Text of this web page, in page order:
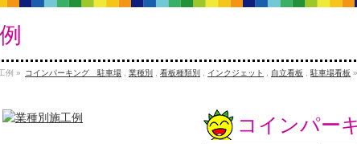
例 » コインパーキング 駐車場 業種別 看板種類別 インクジェット 自立看板 駐車場看板 »
コインパー